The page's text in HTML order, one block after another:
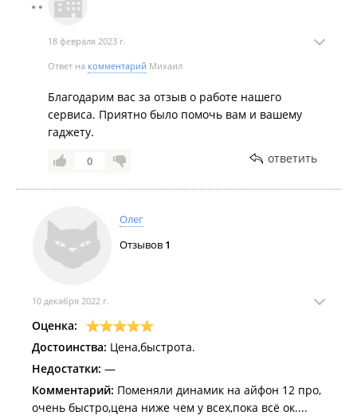
18 февраля 2023 г.
Ответ на комментарий Михаил
Благодарим вас за отзыв о работе нашего
сервиса. Приятно было помочь вам и вашему
гаджету.
0 ответить
Олег
Отзывов 1
10 декабря 2022 г.
Оценка:
Достоинства: Цена,быстрота.
Недостатки: —
Комментарий: Поменяли динамик на айфон 12 про,
очень быстро,цена ниже чем у всех,пока всё ок....